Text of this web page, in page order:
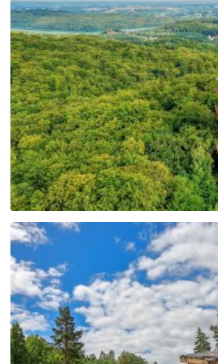
Wieża widokowa
Jana Pawła II na
Centrum